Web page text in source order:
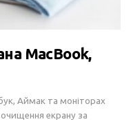
MacBook,
Аймак та моніторах
очищення екрану за